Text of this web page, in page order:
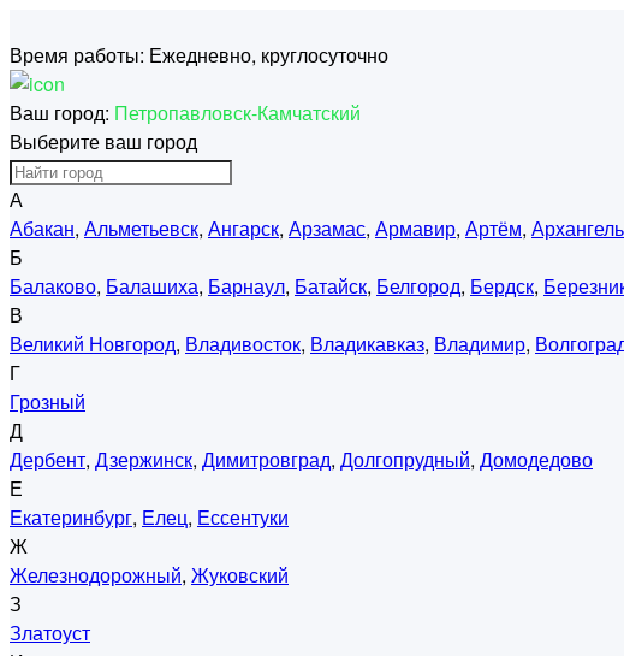
Время работы: Ежедневно, круглосуточно
Ваш город: Петропавловск-Камчатский
Выберите ваш город
А
Абакан, Альметьевск, Ангарск, Арзамас, Армавир, Артём,
Б
Балаково, Балашиха, Барнаул, Батайск, Белгород, Бердск,
В
Великий Новгород, Владивосток, Владикавказ, Владимир,
Г
Грозный
Д
Дербент, Дзержинск, Димитровград, Долгопрудный, Домодедово
Е
Екатеринбург, Елец, Ессентуки
Ж
Железнодорожный, Жуковский
З
Златоуст